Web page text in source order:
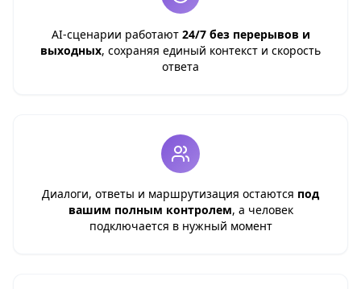
AI-сценарии работают 24/7 без перерывов и
выходных, сохраняя единый контекст и скорость
ответа
Диалоги, ответы и маршрутизация остаются под
вашим полным контролем, а человек
подключается в нужный момент